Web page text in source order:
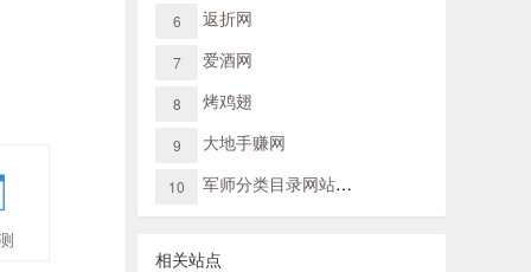
6 返折网
7 爱酒网
8 烤鸡翅
9 大地手赚网
10 军师分类目录网站导航
相关站点